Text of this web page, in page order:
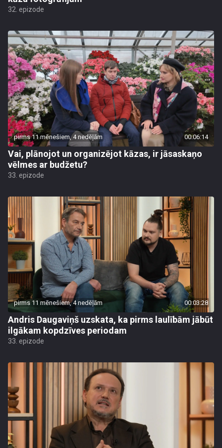
32. epizode
pirms 11 mēnešiem, 4 nedēļām 00:06:14
Vai, plānojot un organizējot kāzas, ir jāsaskaņo
vēlmes ar budžetu?
33. epizode
pirms 11 mēnešiem, 4 nedēļām 00:03:28
Andris Daugaviņš uzskata, ka pirms laulībām jābūt
ilgākam kopdzīves periodam
33. epizode